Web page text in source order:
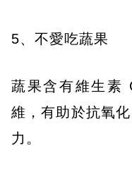
5、不愛吃蔬果
蔬果含有維生素
維，有助於抗氧
力。